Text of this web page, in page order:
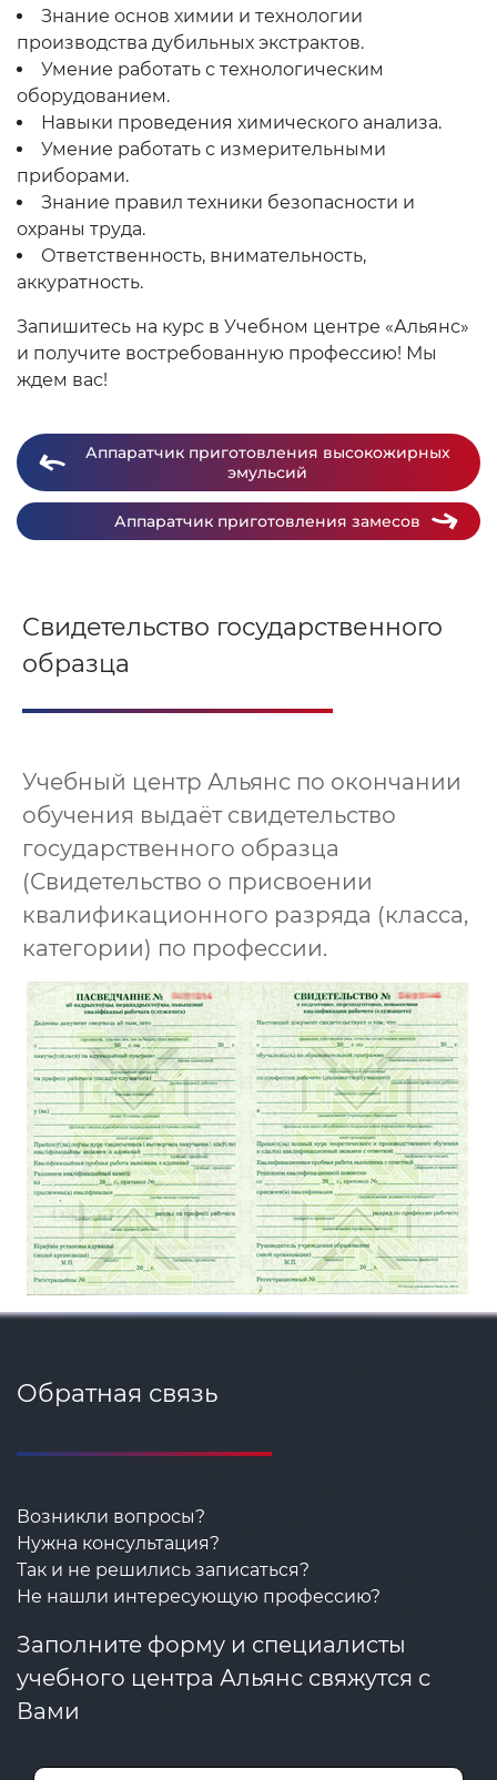
Знание основ химии и технологии
производства дубильных экстрактов.
Умение работать с технологическим
оборудованием.
Навыки проведения химического анализа.
Умение работать с измерительными
приборами.
Знание правил техники безопасности и
охраны труда.
Ответственность, внимательность,
аккуратность.
Запишитесь на курс в Учебном центре «Альянс»
и получите востребованную профессию! Мы
ждем вас!
Аппаратчик приготовления высокожирных
эмульсий
Аппаратчик приготовления замесов
Свидетельство государственного
образца
Учебный центр Альянс по окончании
обучения выдаёт свидетельство
государственного образца
(Свидетельство о присвоении
квалификационного разряда (класса,
категории) по профессии.
Обратная связь
Возникли вопросы?
Нужна консультация?
Так и не решились записаться?
Не нашли интересующую профессию?
Заполните форму и специалисты
учебного центра Альянс свяжутся с
Вами